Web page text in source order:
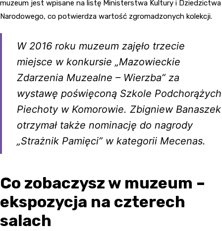
muzeum jest wpisane na listę Ministerstwa Kultury i Dziedzictwa
Narodowego, co potwierdza wartość zgromadzonych kolekcji.
W 2016 roku muzeum zajęło trzecie
miejsce w konkursie „Mazowieckie
Zdarzenia Muzealne – Wierzba” za
wystawę poświęconą Szkole Podchorążych
Piechoty w Komorowie. Zbigniew Banaszek
otrzymał także nominację do nagrody
„Strażnik Pamięci” w kategorii Mecenas.
Co zobaczysz w muzeum –
ekspozycja na czterech
salach